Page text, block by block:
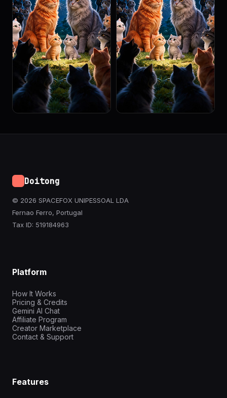
Doitong
© 2026 SPACEFOX UNIPESSOAL LDA
Fernao Ferro, Portugal
Tax ID: 519184963
Platform
How It Works
Pricing & Credits
Gemini AI Chat
Affiliate Program
Creator Marketplace
Contact & Support
Features